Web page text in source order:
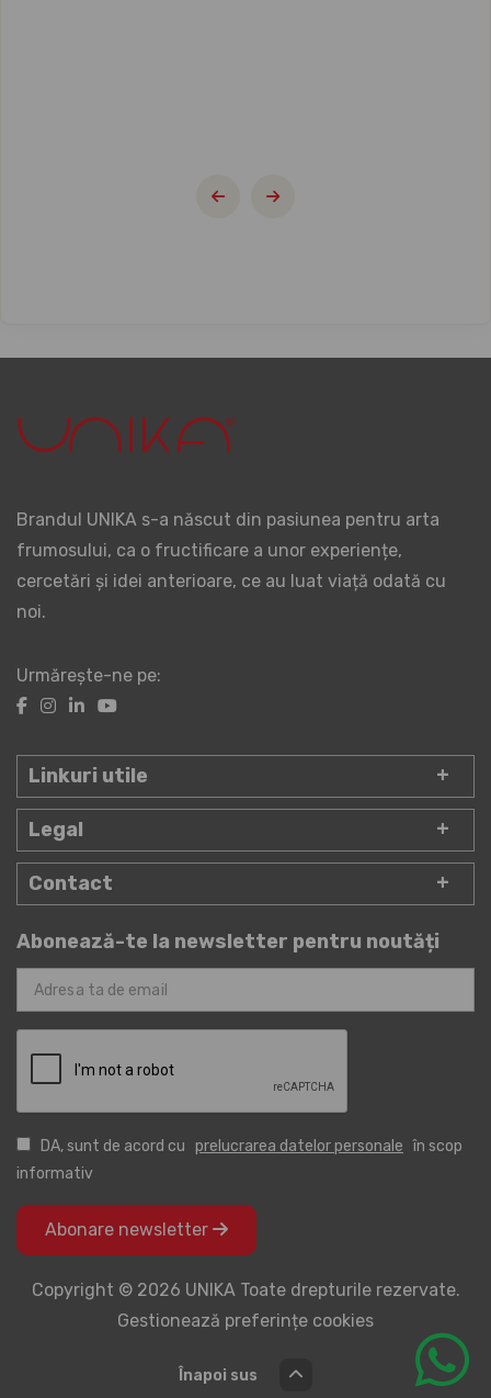
Brandul UNIKA s-a născut din pasiunea pentru arta
frumosului, ca o fructificare a unor experiențe,
cercetări și idei anterioare, ce au luat viață odată cu
noi.
Urmărește-ne pe:
Linkuri utile
Legal
Contact
Abonează-te la newsletter pentru noutăți
DA, sunt de acord cu prelucrarea datelor personale în scop
informativ
Abonare newsletter
Copyright © 2026 UNIKA Toate drepturile rezervate.
Gestionează preferințe cookies
Înapoi sus